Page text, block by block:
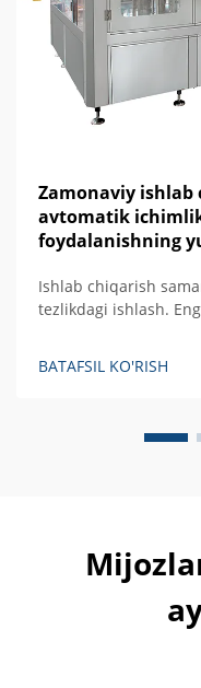
Zamonaviy
avtomatik
foydalanishning
Ishlab chiqarish
tezlikdagi ishlash.
imkoniyatiga ega
BATAFSIL KO'RISH